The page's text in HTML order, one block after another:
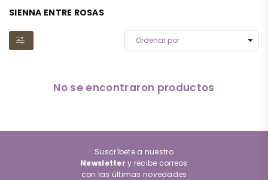
SIENNA ENTRE ROSAS
No se encontraron productos
Suscríbete a nuestro
Newsletter y recibe correos
con las últimas novedades